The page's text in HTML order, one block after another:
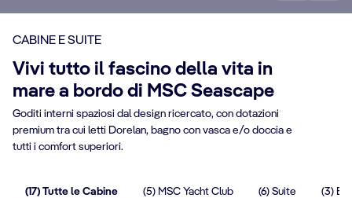
CABINE E SUITE
Vivi tutto il fascino della vita in
mare a bordo di MSC Seascape
Goditi interni spaziosi dal design ricercato, con dotazioni
premium tra cui letti Dorelan, bagno con vasca e/o doccia e
tutti i comfort superiori.
(17) Tutte le Cabine (5) MSC Yacht Club (6) Suite (3)